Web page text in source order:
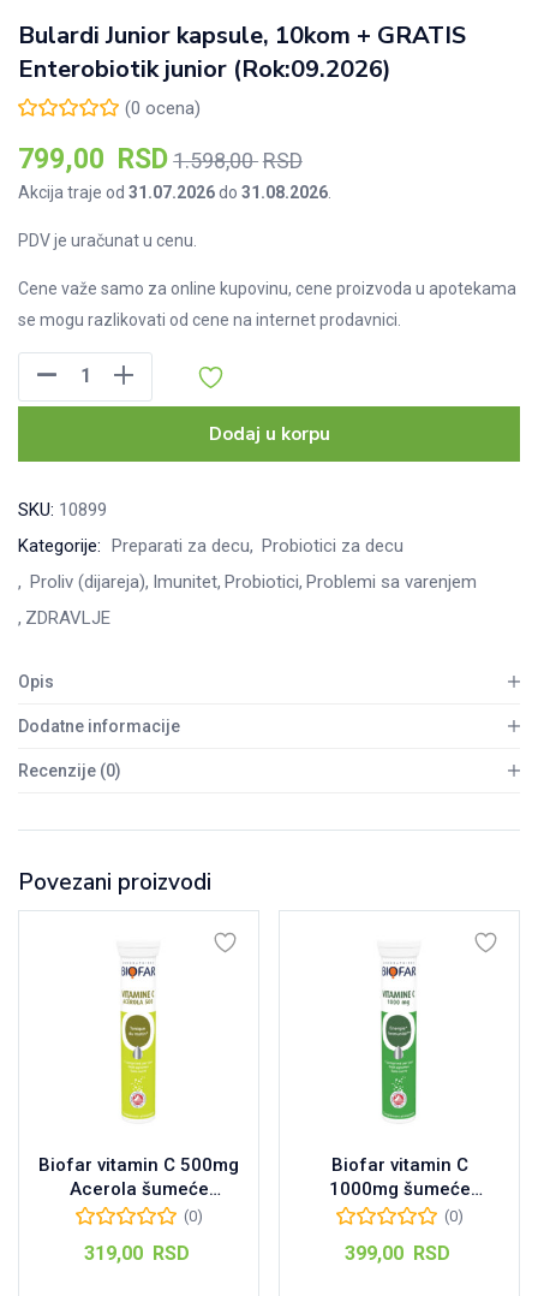
Bulardi Junior kapsule, 10kom + GRATIS
Enterobiotik junior (Rok:09.2026)
(0 ocena)
799,00 RSDТренутна
цена
799,00 RSD.
1.598,00RSD
цена
1.598,00 RSD.
Akcija traje od 31.07.2026do 31.08.2026
PDV je uračunat u cenu.
Cene važe samo za online kupovinu, cene proizvoda u apotekama
se mogu razlikovati od cene na internet prodavnici.
Junior
10kom
Enterobiotik
junior
(Rok:09.2026)
Dodaj u korpu
SKU: 10899
Kategorije: Preparati za decu
Probiotici za decu
Proliv (dijareja) Imunitet Probiotici Problemi sa varenjem
ZDRAVLJE
Opis
Dodatne informacije
Recenzije (0)
Povezani proizvodi
Biofar vitamin C 500mg
Acerola šumeće
tablete 20kom
(0)
319,00 RSD
Biofar vitamin C
1000mg šumeće
tablete, 20kom
(0)
399,00 RSD